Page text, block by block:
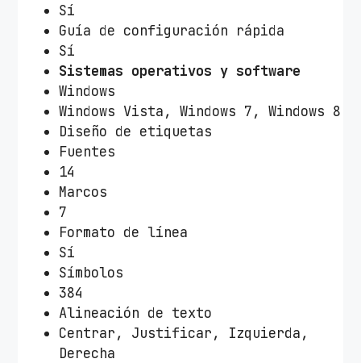
Sí
Guía de configuración rápida
Sí
Sistemas operativos y software
Windows
Windows Vista, Windows 7, Windows 8
Diseño de etiquetas
Fuentes
14
Marcos
7
Formato de línea
Sí
Símbolos
384
Alineación de texto
Centrar, Justificar, Izquierda,
Derecha